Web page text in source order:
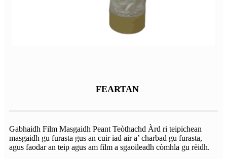
FEARTAN
Gabhaidh Film Masgaidh Peant Teòthachd Àrd ri teipichean
masgaidh gu furasta gus an cuir iad air a’ charbad gu furasta,
agus faodar an teip agus am film a sgaoileadh còmhla gu rèidh.